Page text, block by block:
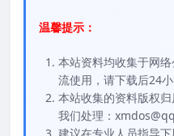
温馨提示：
本站资料均收集于网
流使用，请下载后24
本站收集的资料版权
我们处理：